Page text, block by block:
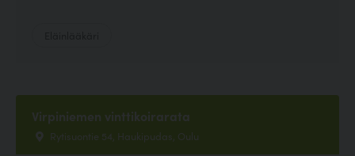
Virpiniemen vinttikoirarata
Rytisuontie 54, Haukipudas, Oulu